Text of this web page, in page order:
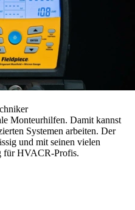
Monteurhilfen. Damit kannst
Systemen arbeiten. Der
und mit seinen vielen
für HVACR-Profis.